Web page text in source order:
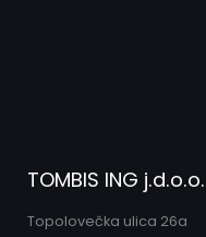
TOMBIS ING j.d.o.o.
Topolovečka ulica 26a